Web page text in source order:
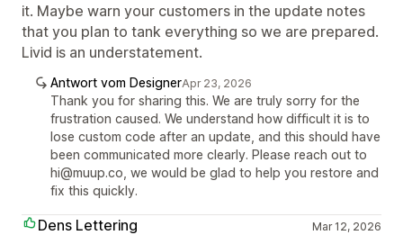
it. Maybe warn your customers in the update notes
that you plan to tank everything so we are prepared.
Livid is an understatement.
Antwort vom DesignerApr 23, 2026
Thank you for sharing this. We are truly sorry for the
frustration caused. We understand how difficult it is to
lose custom code after an update, and this should have
been communicated more clearly. Please reach out to
hi@muup.co, we would be glad to help you restore and
fix this quickly.
Dens Lettering Mar 12, 2026